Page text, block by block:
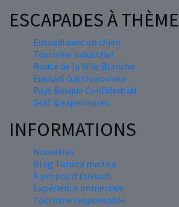
ESCAPADES À THÈME
Euskadi avec un chien
Tourisme industriel
Route de la Ville Blanche
Euskadi Gastronomika
Pays Basque Confidential
Golf & experiences
INFORMATIONS
Nouvelles
Blog Turista maitea
À propos d'Euskadi
Expérience immersive
Tourisme responsable